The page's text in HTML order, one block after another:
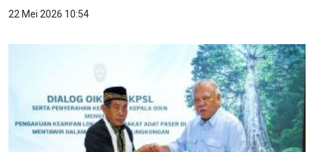
22 Mei 2026 10:54